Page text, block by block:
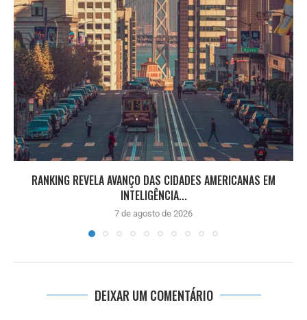
RANKING REVELA AVANÇO DAS CIDADES AMERICANAS EM
INTELIGÊNCIA...
7 de agosto de 2026
DEIXAR UM COMENTÁRIO